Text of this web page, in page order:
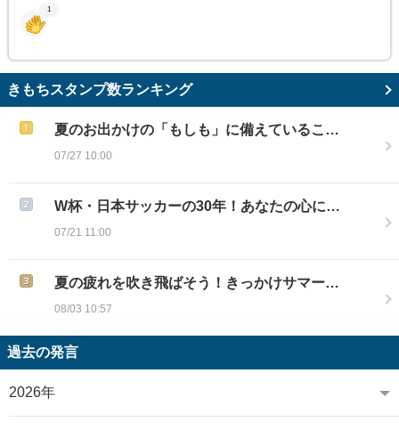
1
きもちスタンプ数ランキング
夏のお出かけの「もしも」に備えているこ…
07/27 10:00
W杯・日本サッカーの30年！あなたの心に…
07/21 11:00
夏の疲れを吹き飛ばそう！きっかけサマー…
08/03 10:57
過去の発言
2026年